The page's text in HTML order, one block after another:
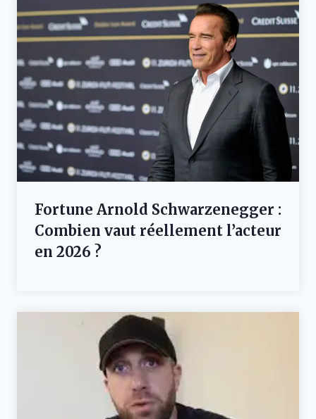
Fortune Arnold Schwarzenegger :
Combien vaut réellement l’acteur
en 2026 ?